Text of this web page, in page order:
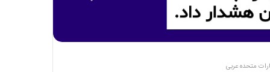
متحده عربی